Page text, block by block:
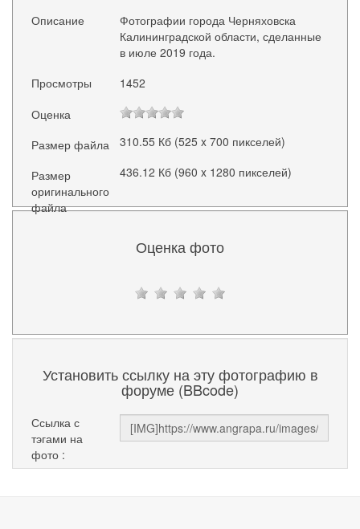
Описание
Фотографии города Черняховска
Калининградской области, сделанные
в июле 2019 года.
Просмотры
1452
Оценка
Размер файла
310.55 Кб (525 x 700 пикселей)
Размер
оригинального
файла
436.12 Кб (960 x 1280 пикселей)
Оценка фото
Установить ссылку на эту фотографию в
форуме (BBcode)
Ссылка с
тэгами на
фото :